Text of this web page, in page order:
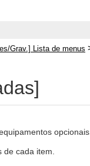
Grav.] Lista de menus
opcionais.
cada item.